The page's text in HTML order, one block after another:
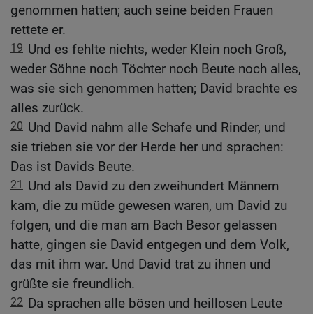
genommen hatten; auch seine beiden Frauen
rettete er.
19 Und es fehlte nichts, weder Klein noch Groß,
weder Söhne noch Töchter noch Beute noch alles,
was sie sich genommen hatten; David brachte es
alles zurück.
20 Und David nahm alle Schafe und Rinder, und
sie trieben sie vor der Herde her und sprachen:
Das ist Davids Beute.
21
Und als David zu den zweihundert Männern
kam, die zu müde gewesen waren, um David zu
folgen, und die man am Bach Besor gelassen
hatte, gingen sie David entgegen und dem Volk,
das mit ihm war. Und David trat zu ihnen und
grüßte sie freundlich.
22 Da sprachen alle bösen und heillosen Leute